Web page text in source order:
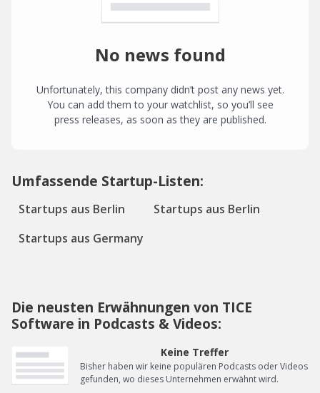
No news found
Unfortunately, this company didn’t post any news yet.
You can add them to your watchlist, so you’ll see
press releases, as soon as they are published.
Umfassende Startup-Listen:
Startups aus Berlin
Startups aus Berlin
Startups aus Germany
Die neusten Erwähnungen von TICE
Software in Podcasts & Videos:
Keine Treffer
Bisher haben wir keine populären Podcasts oder Videos
gefunden, wo dieses Unternehmen erwähnt wird.